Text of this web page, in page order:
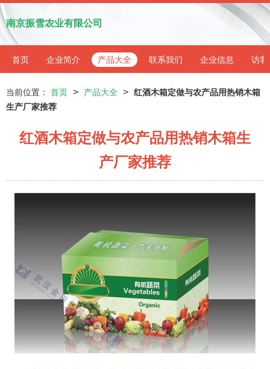
南京振雪农业有限公司
首页 企业简介 产品大全 联系我们 企业信息 访客
当前位置： 首页 > 产品大全 > 红酒木箱定做与农产品用热销木箱
生产厂家推荐
红酒木箱定做与农产品用热销木箱生
产厂家推荐